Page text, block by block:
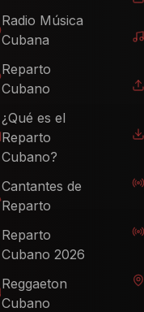
Radio Música
Cubana
Reparto
Cubano
¿Qué es el
Reparto
Cubano?
Cantantes de
Reparto
Reparto
Cubano 2026
Reggaeton
Cubano